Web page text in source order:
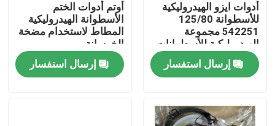
بيت
منتجات
أدوات ايزو الهيدروليكية
للأسطوانة 125/80
542251 مجموعة
الهيدروليكية للأسطوانات
إرسال استفسار
أوتم أدوات الختم
الأسطوانة الهيدروليكية
المطاط لاستخدام مضخة
الخرسانة
إرسال استفسار